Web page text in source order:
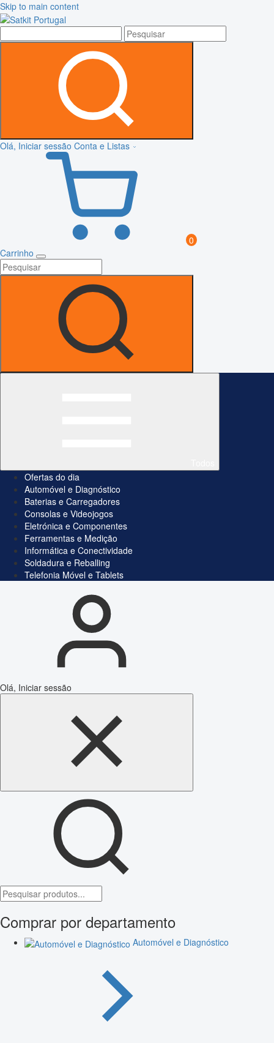
Skip to main content
Olá, Iniciar sessão Conta e Listas
0
Carrinho
Ofertas do dia
Automóvel e Diagnóstico
Baterias e Carregadores
Consolas e Videojogos
Eletrónica e Componentes
Ferramentas e Medição
Informática e Conectividade
Soldadura e Reballing
Telefonia Móvel e Tablets
Olá, Iniciar sessão
Comprar por departamento
Automóvel e Diagnóstico